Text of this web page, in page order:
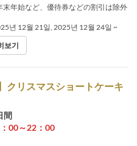
年始など、優待券などの割引は除外
년 12월 21일, 2025년 12월 24일 ~
보기
クリスマスショートケーキ
間
00～22：00